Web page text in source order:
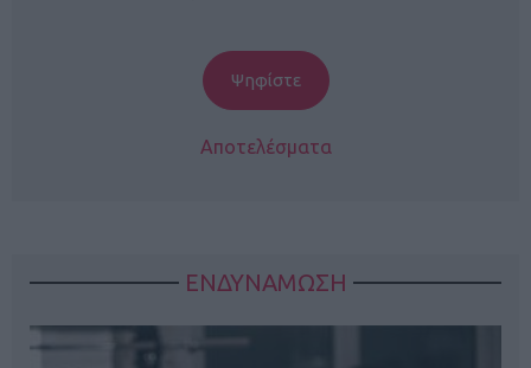
Αποτελέσματα
ΕΝΔΥΝΑΜΩΣΗ